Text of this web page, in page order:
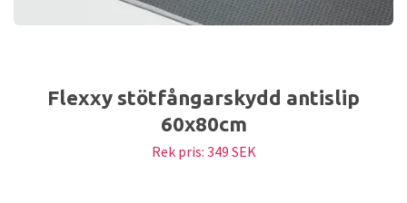
Flexxy stötfångarskydd antislip
60x80cm
Rek pris: 349 SEK